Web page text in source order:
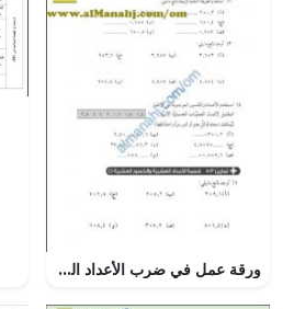
ورقة عمل في ضرب الأعداد العشرية والكسور العشرية (رياضيات) السابع